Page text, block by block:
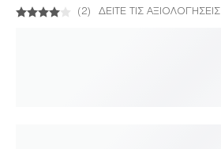
( 2) ΔΕΊΤΕ ΤΙΣ ΑΞΙΟΛΟΓΉΣΕΙΣ